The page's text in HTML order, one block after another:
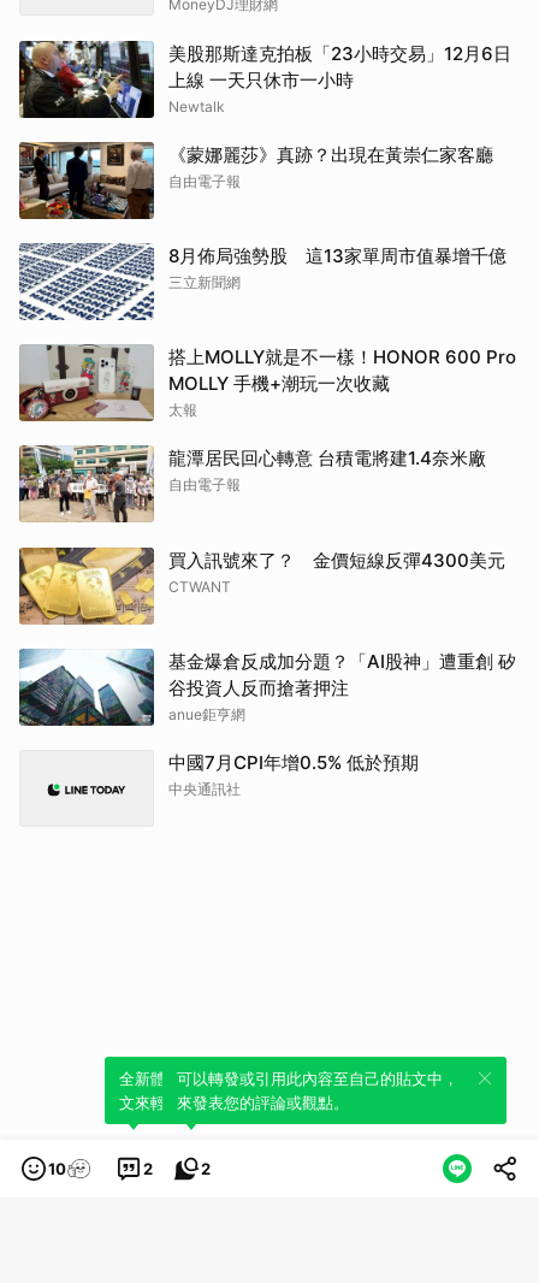
MoneyDJ理財網
美股那斯達克拍板「23小時交易」12月6日
上線 一天只休市一小時
Newtalk
《蒙娜麗莎》真跡？出現在黃崇仁家客廳
自由電子報
8月佈局強勢股 這13家單周市值暴增千億
三立新聞網
搭上MOLLY就是不一樣！HONOR 600 Pro
MOLLY 手機+潮玩一次收藏
太報
龍潭居民回心轉意 台積電將建1.4奈米廠
自由電子報
買入訊號來了？ 金價短線反彈4300美元
CTWANT
基金爆倉反成加分題？「AI股神」遭重創 矽
谷投資人反而搶著押注
anue鉅亨網
中國7月CPI年增0.5% 低於預期
中央通訊社
10 2
全新體驗！一鍵引用此內容，透過發布貼
文來輕鬆表達個人立場。
2
可以轉發或引用此內容至自己的貼文中，
來發表您的評論或觀點。